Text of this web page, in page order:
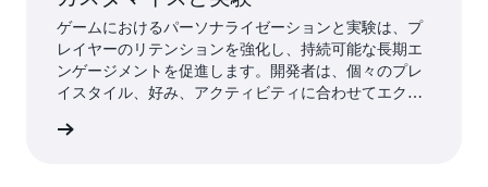
満足度の向上につながります。
ゲームにおけるパーソナライゼーションと実験は、プ
レイヤーのリテンションを強化し、持続可能な長期エ
ンゲージメントを促進します。開発者は、個々のプレ
イスタイル、好み、アクティビティに合わせてエクス
固有のジャーニーを生み出します。このようなカスタ